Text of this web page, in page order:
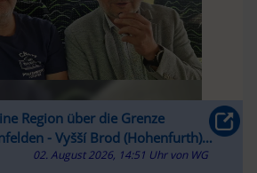
Region über die Grenze
- Vyšší Brod (Hohenfurth) -
02. August 2026, 14:51 Uhr von WG